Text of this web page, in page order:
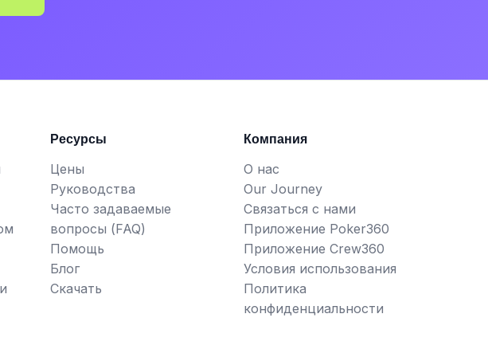
Ресурсы
Цены
Руководства
Часто задаваемые
вопросы (FAQ)
Помощь
Блог
Скачать
Компания
О нас
Our Journey
Связаться с нами
Приложение Poker360
Приложение Crew360
Условия использования
Политика
конфиденциальности